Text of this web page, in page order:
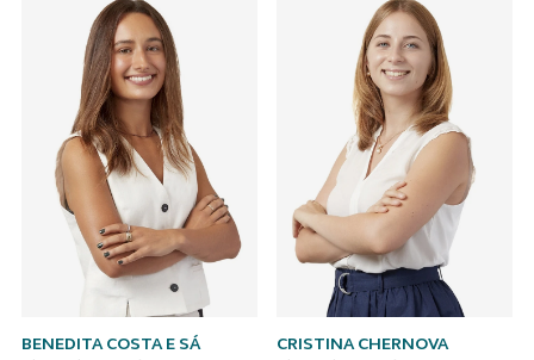
BENEDITA COSTA E SÁ
CRISTINA CHERNOVA